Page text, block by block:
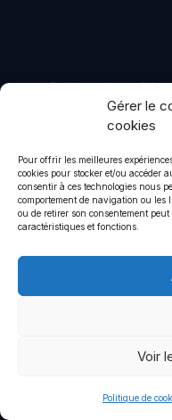
Gérer le
cookies
Pour offrir les meilleures
cookies pour stocker et/ou accéder
consentir à ces technologies nous
comportement de navigation ou
ou de retirer son consentement
caractéristiques et fonctions.
Voir
Politique de
Politique de